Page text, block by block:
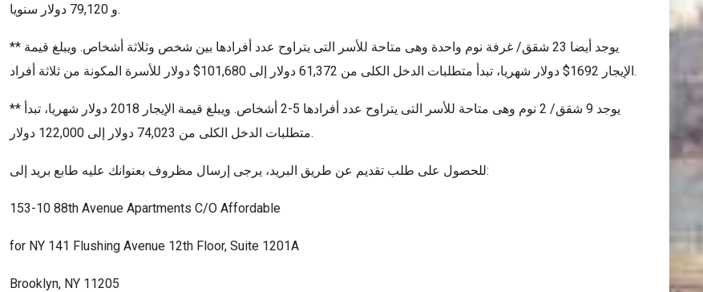
و 79,120 دولار سنويا.
** يوجد أيضا 23 شقق/ غرفة نوم واحدة وهى متاحة للأسر التى يتراوح عدد أفرادها بين شخص وثلاثة أشخاص. ويبلغ قيمة
الإيجار 1692$ دولار شهريا، تبدأ متطلبات الدخل الكلى من 61,372 دولار إلى 101,680$ دولار للأسرة المكونة من ثلاثة أفراد.
** يوجد 9 شقق/ 2 نوم وهى متاحة للأسر التى يتراوح عدد أفرادها 5-2 أشخاص. ويبلغ قيمة الإيجار 2018 دولار شهريا، تبدأ
متطلبات الدخل الكلى من 74,023 دولار إلى 122,000 دولار.
للحصول على طلب تقديم عن طريق البريد، يرجى إرسال مظروف بعنوانك عليه طابع بريد إلى:
153-10 88th Avenue Apartments C/O Affordable
for NY 141 Flushing Avenue 12th Floor, Suite 1201A
Brooklyn, NY 11205